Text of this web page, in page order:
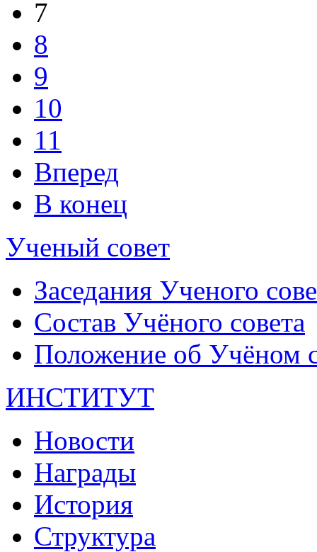
7
8
9
10
11
Вперед
В конец
Ученый совет
Заседания Ученого
Состав Учёного совета
Положение об Учёном
ИНСТИТУТ
Новости
Награды
История
Структура